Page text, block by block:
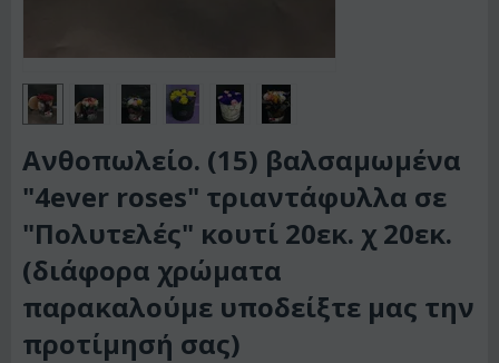
Ανθοπωλείο. (15) βαλσαμωμένα
"4ever roses" τριαντάφυλλα σε
"Πολυτελές" κουτί 20εκ. χ 20εκ.
(διάφορα χρώματα
παρακαλούμε υποδείξτε μας την
προτίμησή σας)